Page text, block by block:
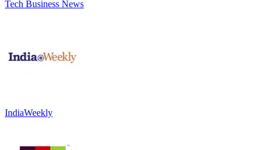
Tech Business News
IndiaWeekly